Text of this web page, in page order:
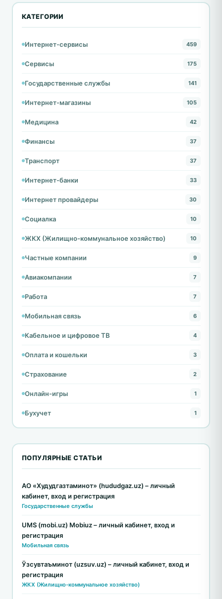
КАТЕГОРИИ
Интернет-сервисы 459
Сервисы 175
Государственные службы 141
Интернет-магазины 105
Медицина 42
Финансы 37
Транспорт 37
Интернет-банки 33
Интернет провайдеры 30
Социалка 10
ЖКХ (Жилищно-коммунальное хозяйство) 10
Частные компании 9
Авиакомпании 7
Работа 7
Мобильная связь 6
Кабельное и цифровое ТВ 4
Оплата и кошельки 3
Страхование 2
Онлайн-игры 1
Бухучет 1
ПОПУЛЯРНЫЕ СТАТЬИ
АО «Худудгазтаминот» (hududgaz.uz) – личный
кабинет, вход и регистрация
Государственные службы
UMS (mobi.uz) Mobiuz – личный кабинет, вход и
регистрация
Мобильная связь
Ўзсувтаъминот (uzsuv.uz) – личный кабинет, вход и
регистрация
ЖКХ (Жилищно-коммунальное хозяйство)